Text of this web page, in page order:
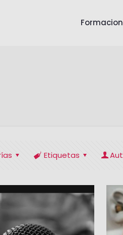
Etiquetas